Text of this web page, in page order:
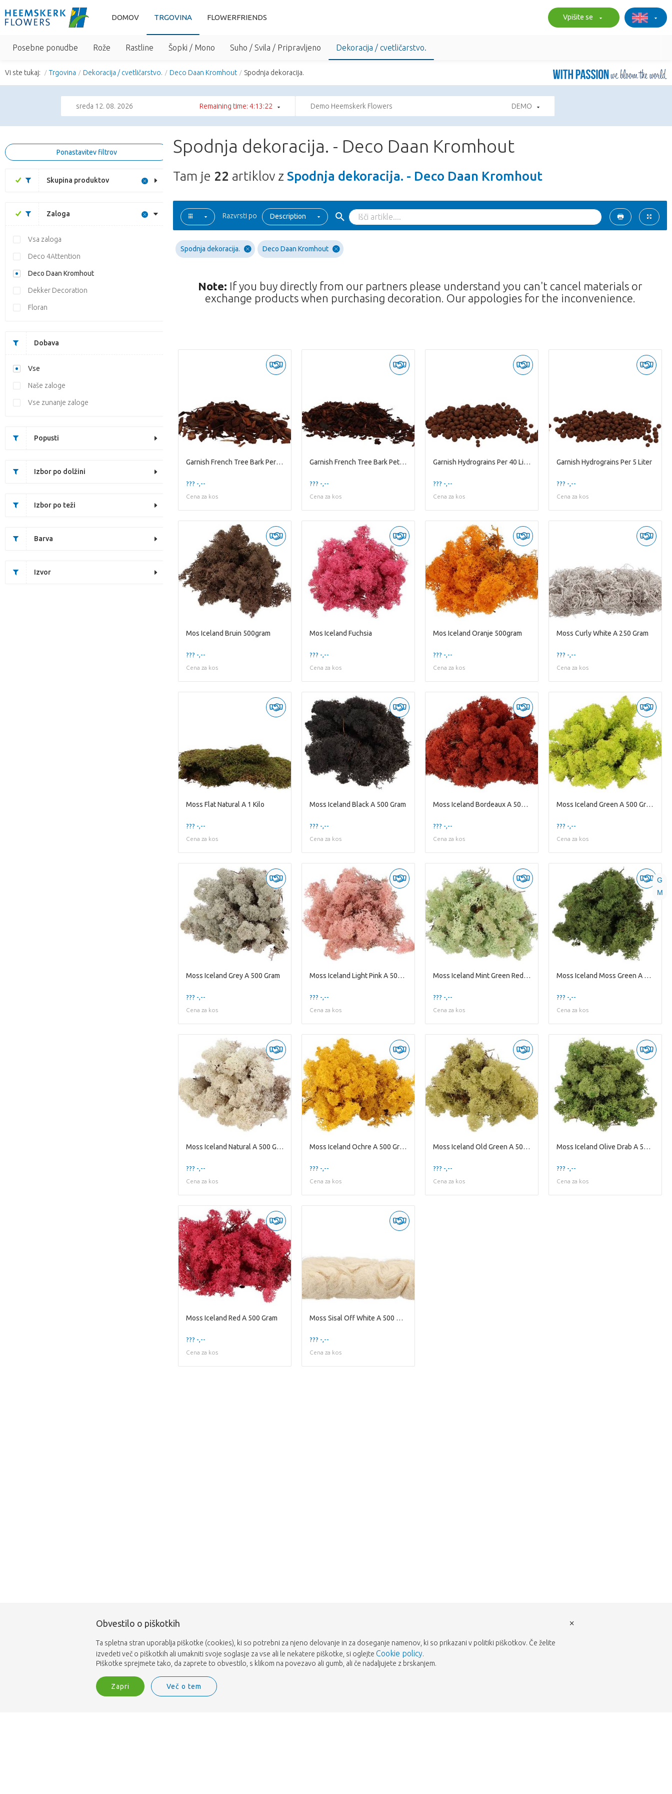
DOMOV TRGOVINA FLOWERFRIENDS Vpišite se
Posebne ponudbe Rože Rastline Šopki / Mono Suho / Svila / Pripravljeno Dekoracija / cvetličarstvo.
Vi ste tukaj: Trgovina Dekoracija / cvetličarstvo. Deco Daan Kromhout Spodnja dekoracija.
sreda 12. 08. 2026 Remaining time: 4:13:21 Demo Heemskerk Flowers DEMO
G
M
Ponastavitev filtrov
Skupina produktov
Zaloga
Vsa zaloga
Deco 4Attention
Deco Daan Kromhout
Dekker Decoration
Floran
Dobava
Vse
Naše zaloge
Vse zunanje zaloge
Popusti
Izbor po dolžini
Izbor po teži
Barva
Izvor
Spodnja dekoracija. - Deco Daan Kromhout
Tam je 22 artiklov z Spodnja dekoracija. - Deco Daan Kromhout
Razvrsti po Description
Spodnja dekoracija. Deco Daan Kromhout
Note: If you buy directly from our partners please understand you can't cancel materials or
exchange products when purchasing decoration. Our appologies for the inconvenience.
Garnish French Tree Bark Per 40 Liter 15-30mm
??? -,--
Cena za kos
Garnish French Tree Bark Pet 40 Liter
??? -,--
Cena za kos
Garnish Hydrograins Per 40 Liter Big
??? -,--
Cena za kos
Garnish Hydrograins Per 5 Liter
??? -,--
Cena za kos
Mos Iceland Bruin 500gram
??? -,--
Cena za kos
Mos Iceland Fuchsia
??? -,--
Cena za kos
Mos Iceland Oranje 500gram
??? -,--
Cena za kos
Moss Curly White A 250 Gram
??? -,--
Cena za kos
Moss Flat Natural A 1 Kilo
??? -,--
Cena za kos
Moss Iceland Black A 500 Gram
??? -,--
Cena za kos
Moss Iceland Bordeaux A 500 Gram
??? -,--
Cena za kos
Moss Iceland Green A 500 Gram
??? -,--
Cena za kos
Moss Iceland Grey A 500 Gram
??? -,--
Cena za kos
Moss Iceland Light Pink A 500 Gram
??? -,--
Cena za kos
Moss Iceland Mint Green Red A 500 Gram
??? -,--
Cena za kos
Moss Iceland Moss Green A 500 Gram
??? -,--
Cena za kos
Moss Iceland Natural A 500 Gram
??? -,--
Cena za kos
Moss Iceland Ochre A 500 Gram
??? -,--
Cena za kos
Moss Iceland Old Green A 500 Gram
??? -,--
Cena za kos
Moss Iceland Olive Drab A 500 Gram
??? -,--
Cena za kos
Moss Iceland Red A 500 Gram
??? -,--
Cena za kos
Moss Sisal Off White A 500 Gram
??? -,--
Cena za kos
Obvestilo o piškotkih
Ta spletna stran uporablja piškotke (cookies), ki so potrebni za njeno delovanje in za doseganje namenov, ki so prikazani v politiki piškotkov. Če želite
izvedeti več o piškotkih ali umakniti svoje soglasje za vse ali le nekatere piškotke, si oglejte Cookie policy.
Piškotke sprejmete tako, da zaprete to obvestilo, s klikom na povezavo ali gumb, ali če nadaljujete z brskanjem.
Zapri Več o tem
×